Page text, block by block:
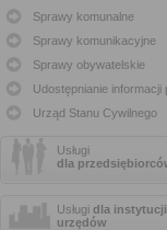
Sprawy komunalne
Sprawy komunikacyjne
Sprawy obywatelskie
Udostępnianie informacji
Urząd Stanu Cywilnego
Usługi
dla
Usługi dla
urzędów